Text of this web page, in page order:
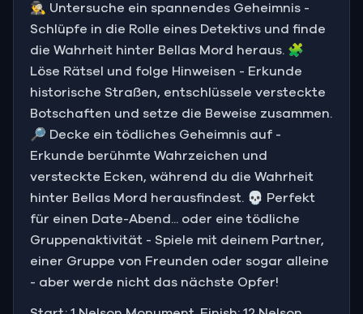
🕵️‍♂️ Untersuche ein spannendes Geheimnis -
Schlüpfe in die Rolle eines Detektivs und finde
die Wahrheit hinter Bellas Mord heraus. 🧩
Löse Rätsel und folge Hinweisen - Erkunde
historische Straßen, entschlüssele versteckte
Botschaften und setze die Beweise zusammen.
🔎 Decke ein tödliches Geheimnis auf -
Erkunde berühmte Wahrzeichen und
versteckte Ecken, während du die Wahrheit
hinter Bellas Mord herausfindest. 💀 Perfekt
für einen Date-Abend... oder eine tödliche
Gruppenaktivität - Spiele mit deinem Partner,
einer Gruppe von Freunden oder sogar alleine
- aber werde nicht das nächste Opfer!